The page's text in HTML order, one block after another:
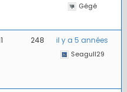
Gégé
248 il y a 5 années
Seagull29